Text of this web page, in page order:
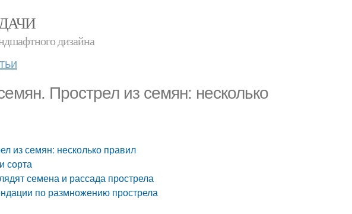
дизайна
Прострел из семян: несколько
из семян: несколько правил
сорта
семена и рассада прострела
по размножению прострела